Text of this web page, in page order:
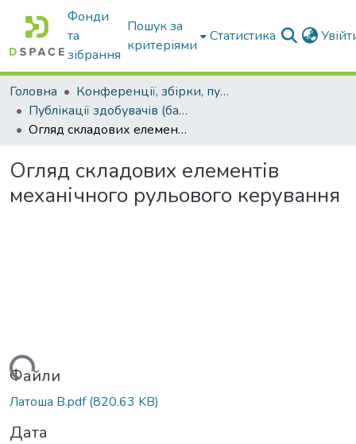
Фонди
та
зібрання
Пошук за
критеріями
Статистика
Головна
Конференції, збірки, публікації молодих вчених і здобувачів : магістрів, бакалаврів, аспірантів.
Публікації здобувачів (бакалаврів. магістрів, аспірантів)
Огляд складових елементів механічного рульового керування
Огляд складових елементів
механічного рульового керування
Файли
Латоша В.pdf(820.63 KB)
Дата